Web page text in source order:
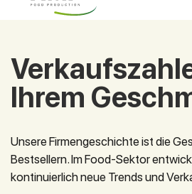
Ihrem
Unsere Firmengeschichte ist die
Bestsellern. Im Food-Sektor
kontinuierlich neue Trends und